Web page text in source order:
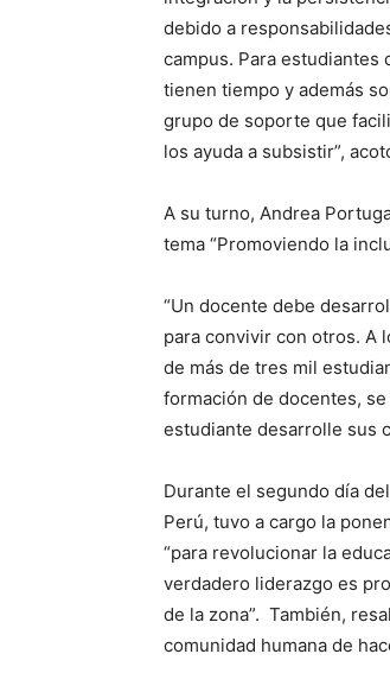
debido a
campus. Para estudiantes
tienen tiempo y además
grupo de soporte que
los ayuda a subsistir”,
A su turno, Andrea
tema “Promoviendo la
“Un docente debe
para convivir con otros. A
de más de tres mil
formación de docentes,
estudiante desarrolle sus
Durante el segundo día
Perú, tuvo a cargo la
“para revolucionar la
verdadero liderazgo es
de la zona”. También,
comunidad humana de